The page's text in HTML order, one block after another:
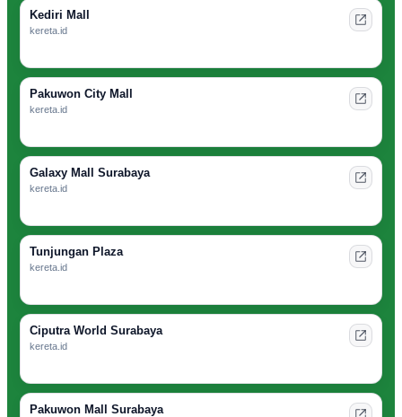
Kediri Mall
kereta.id
Pakuwon City Mall
kereta.id
Galaxy Mall Surabaya
kereta.id
Tunjungan Plaza
kereta.id
Ciputra World Surabaya
kereta.id
Pakuwon Mall Surabaya